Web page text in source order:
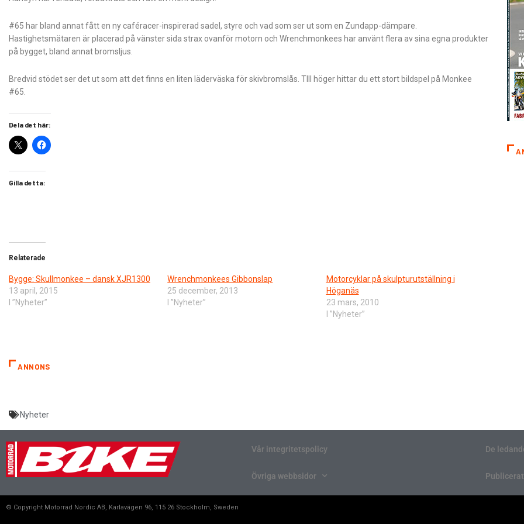
#65 har bland annat fått en ny caféracer-inspirerad sadel, styre och vad som ser ut som en Zundapp-dämpare.
Hastighetsmätaren är placerad på vänster sida strax ovanför motorn och Wrenchmonkees har använt flera av sina egna produkter
på bygget, bland annat bromsljus.
Bredvid stödet ser det ut som att det finns en liten läderväska för skivbromslås. TIll höger hittar du ett stort bildspel på Monkee
#65.
Dela det här:
Gilla detta:
Relaterade
Bygge: Skullmonkee – dansk XJR1300
13 april, 2015
I ”Nyheter”
Wrenchmonkees Gibbonslap
25 december, 2013
I ”Nyheter”
Motorcyklar på skulpturutställning i
Höganäs
23 mars, 2010
I ”Nyheter”
ANNONS
Nyheter
Vår integritetspolicy
Övriga webbsidor
De
Publicerat
© Copyright Motorrad Nordic AB, Karlavägen 96, 115 26 Stockholm, Sweden